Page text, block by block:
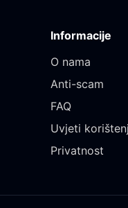
Informacije
O nama
Anti-scam
FAQ
Uvjeti
Privatnost